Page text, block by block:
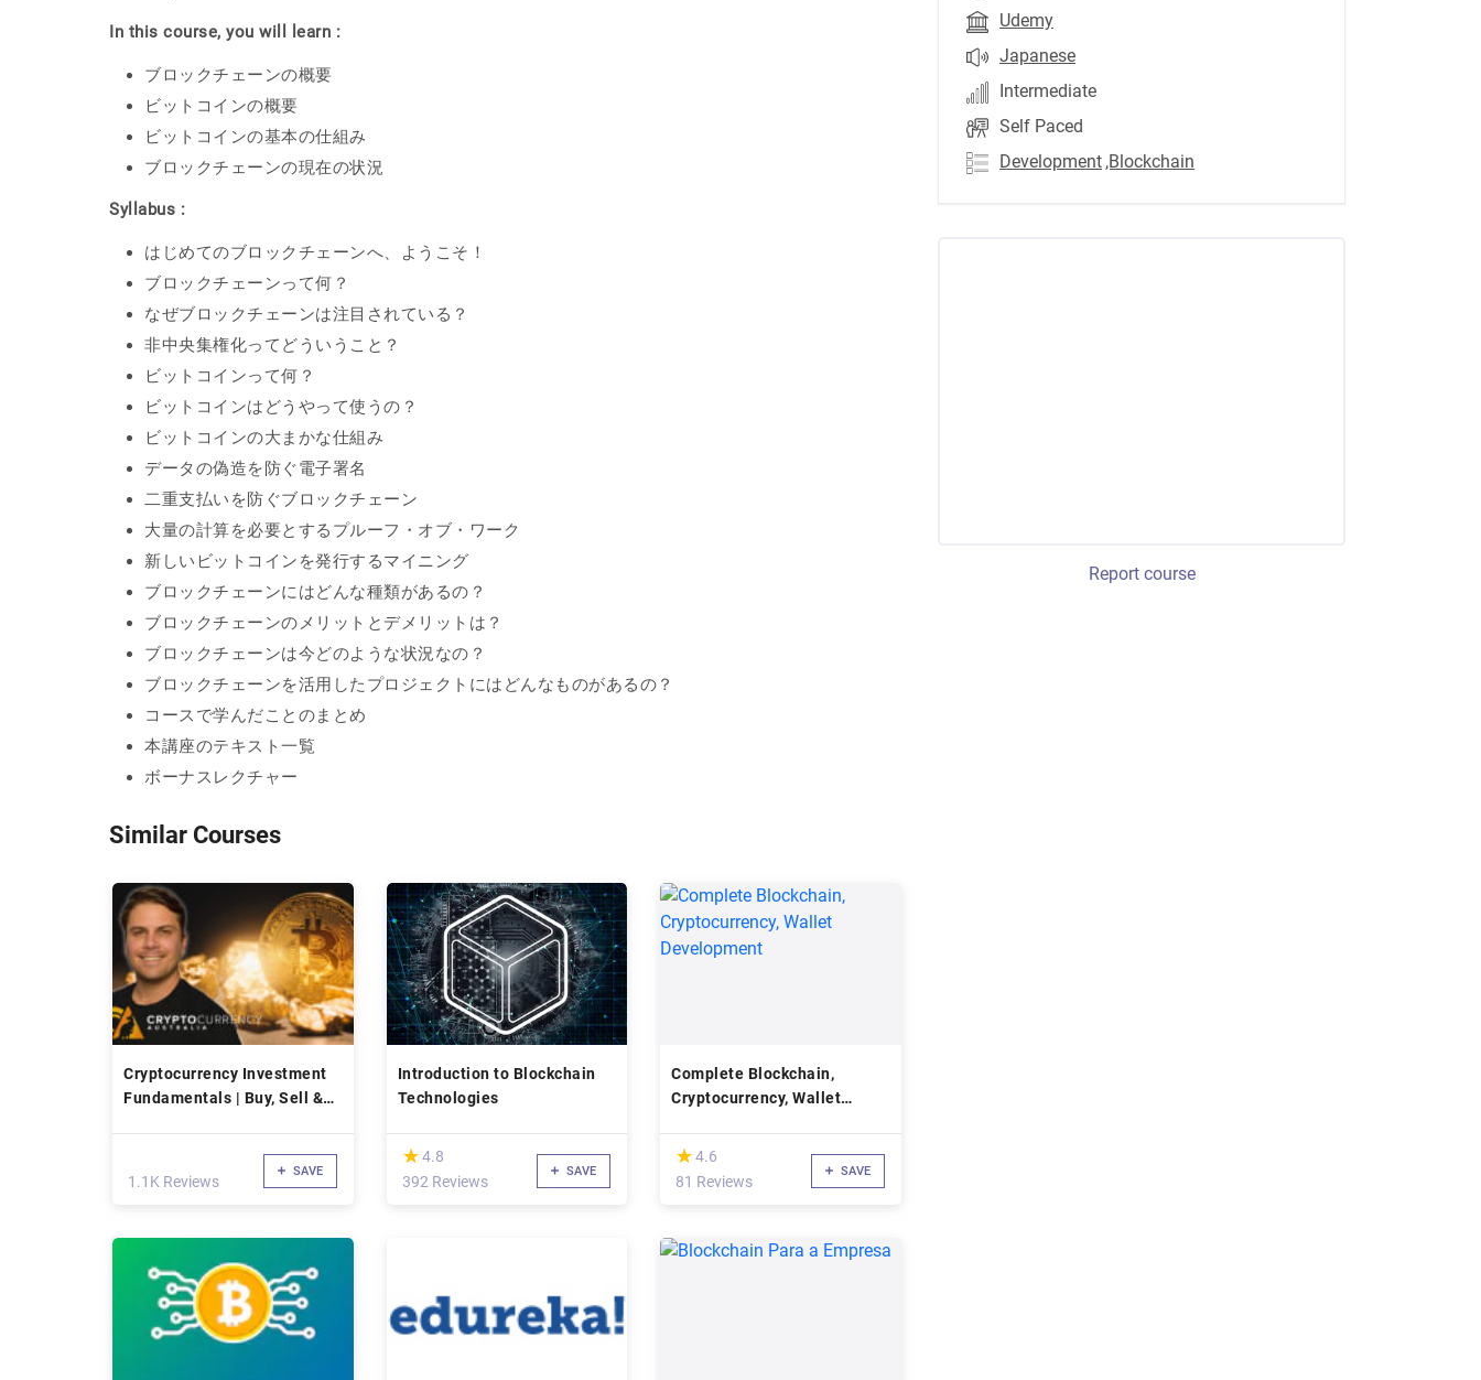
In this course, you will learn :
ブロックチェーンの概要
ビットコインの概要
ビットコインの基本の仕組み
ブロックチェーンの現在の状況
Syllabus :
はじめてのブロックチェーンへ、ようこそ！
ブロックチェーンって何？
なぜブロックチェーンは注目されている？
非中央集権化ってどういうこと？
ビットコインって何？
ビットコインはどうやって使うの？
ビットコインの大まかな仕組み
データの偽造を防ぐ電子署名
二重支払いを防ぐブロックチェーン
大量の計算を必要とするプルーフ・オブ・ワーク
新しいビットコインを発行するマイニング
ブロックチェーンにはどんな種類があるの？
ブロックチェーンのメリットとデメリットは？
ブロックチェーンは今どのような状況なの？
ブロックチェーンを活用したプロジェクトにはどんなものがあるの？
コースで学んだことのまとめ
本講座のテキスト一覧
ボーナスレクチャー
Similar Courses
Cryptocurrency Investment
Fundamentals | Buy, Sell &
1.1K Reviews
SAVE
Introduction to Blockchain
Technologies
(*)
★
★4.8
392 Reviews
SAVE
Complete Blockchain,
Cryptocurrency, Wallet
(*)
★
★ 4.6
81 Reviews
SAVE
Udemy
Japanese
Intermediate
Self Paced
Development ,Blockchain
Report course